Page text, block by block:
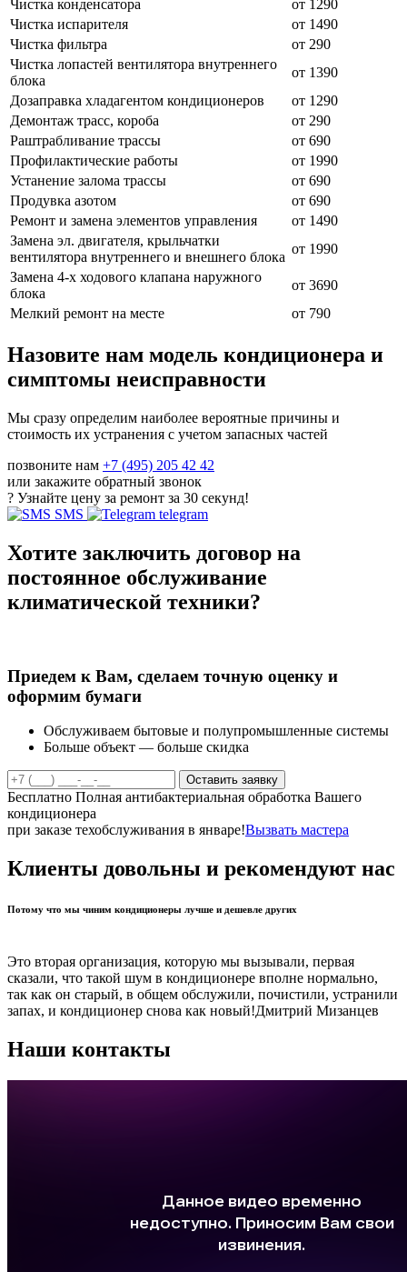
Чистка конденсатора
от 1290
Чистка испарителя
от 1490
Чистка фильтра
от 290
Чистка лопастей вентилятора внутреннего
блока
от 1390
Дозаправка хладагентом кондиционеров
от 1290
Демонтаж трасс, короба
от 290
Раштрабливание трассы
от 690
Профилактические работы
от 1990
Устанение залома трассы
от 690
Продувка азотом
от 690
Ремонт и замена элементов управления
от 1490
Замена эл. двигателя, крыльчатки
вентилятора внутреннего и внешнего блока
от 1990
Замена 4-х ходового клапана наружного
блока
от 3690
Мелкий ремонт на месте
от 790
Назовите нам модель кондиционера и
симптомы неисправности
Мы сразу определим наиболее вероятные причины и
стоимость их устранения с учетом запасных частей
позвоните нам +7 (495) 205 42 42
или закажите обратный звонок
? Узнайте цену за ремонт за 30 секунд!
SMS
telegram
Хотите заключить договор на
постоянное обслуживание
климатической техники?
Приедем к Вам, сделаем точную оценку и
оформим бумаги
Обслуживаем бытовые и полупромышленные системы
Больше объект — больше скидка
Бесплатно Полная антибактериальная обработка Вашего
кондиционера
при заказе техобслуживания в январе!Вызвать мастера
Клиенты довольны и рекомендуют нас
Потому что мы чиним кондиционеры лучше и дешевле других
Это вторая организация, которую мы вызывали, первая
сказали, что такой шум в кондиционере вполне нормально,
так как он старый, в общем обслужили, почистили, устранили
запах, и кондиционер снова как новый!Дмитрий Мизанцев
Наши контакты